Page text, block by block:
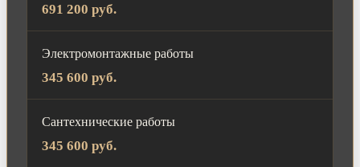
691 200 руб.
Электромонтажные работы
345 600 руб.
Сантехнические работы
345 600 руб.